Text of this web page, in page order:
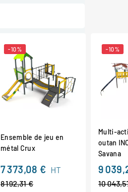
-10%
Ensemble de jeu en
métal Crux
7 373,08 € HT
8 192,31 €
-10%
Multi-
outan
Savana
9
10